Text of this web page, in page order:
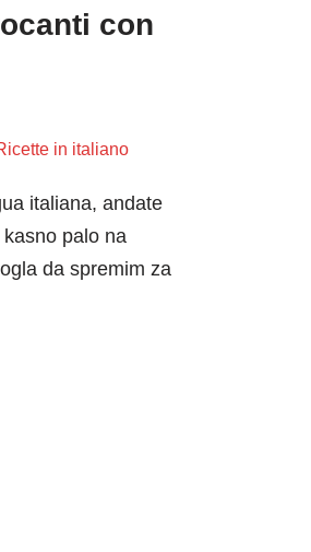
con
in italiano
italiana, andate
palo na
da spremim za